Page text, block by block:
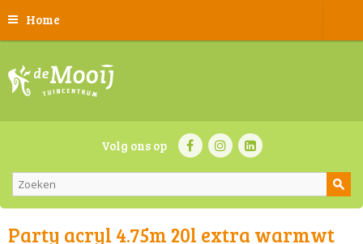
Home
Volg ons op
Party acryl 4.75m 20l extra warmwt